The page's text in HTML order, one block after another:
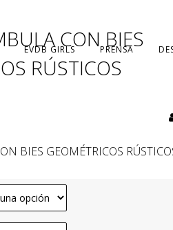
EVDB GIRLS PRENSA
CON BIES
RÚSTICOS
BIES GEOMÉTRICOS